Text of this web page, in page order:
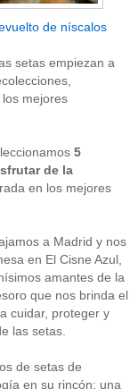
de níscalos
setas empiezan a
mejores
5
de la
en los mejores
a Madrid y nos
en El Cisne Azul,
amantes de la
que nos brinda el
cuidar, proteger y
las setas.
de setas de
en su rincón: una